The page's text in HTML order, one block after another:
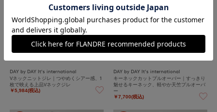
再値下げ
DAY by DAY It's international
Vネックニットジレ｜つやめくシアー感、1
枚で映える上品Vネックジレ
￥5,984(税込)
DAY by DAY It's international
キーネックカットプルオーバー｜すっきり
魅せるキーネック、軽やか天竺プルオーバ
ー
￥7,700(税込)